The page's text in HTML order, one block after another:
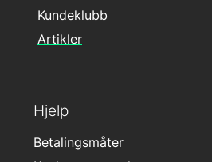
Hjelp
Betalingsmåter
Kundeklubb
Artikler